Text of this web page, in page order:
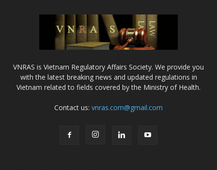
VNRAS is Vietnam Regulatory Affairs Society. We provide you
with the latest breaking news and updated regulations in
Vietnam related to fields covered by the Ministry of Health.
Contact us: vnras.com@gmail.com